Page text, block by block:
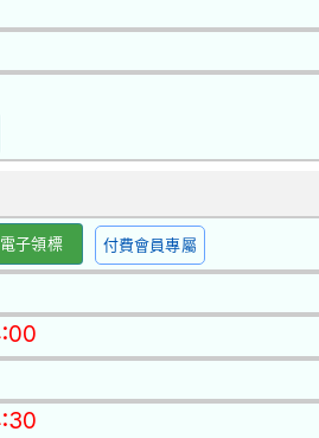
電子領標 付費會員專屬